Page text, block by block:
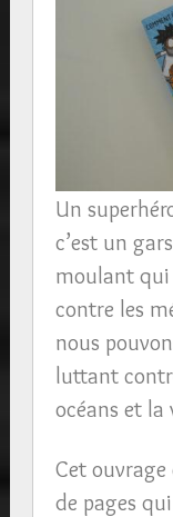
Un
c’est un
moulant qui
contre les
nous
luttant
océans et la
Cet ouvrage
de pages